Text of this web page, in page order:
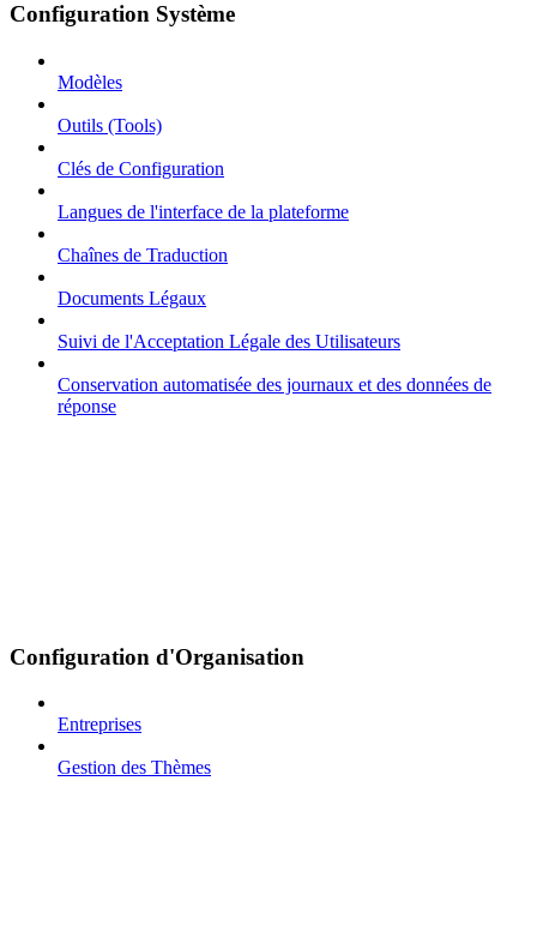
Configuration Système
Modèles
Outils (Tools)
Clés de Configuration
Langues de l'interface de la plateforme
Chaînes de Traduction
Documents Légaux
Suivi de l'Acceptation Légale des Utilisateurs
Conservation automatisée des journaux et des données de
réponse
Configuration d'Organisation
Entreprises
Gestion des Thèmes